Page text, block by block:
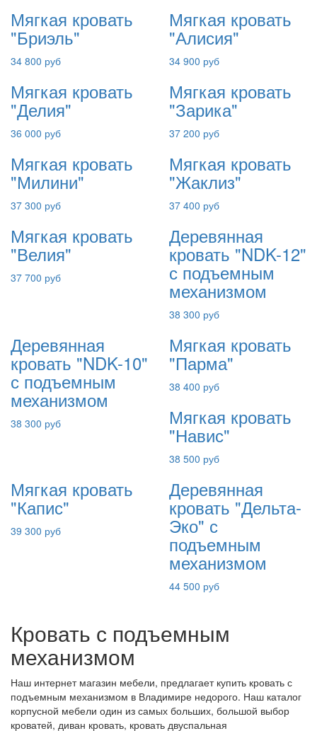
Мягкая кровать
"Бриэль"
34 800 руб
Мягкая кровать
"Алисия"
34 900 руб
Мягкая кровать
"Делия"
36 000 руб
Мягкая кровать
"Зарика"
37 200 руб
Мягкая кровать
"Милини"
37 300 руб
Мягкая кровать
"Жаклиз"
37 400 руб
Мягкая кровать
"Велия"
37 700 руб
Деревянная
кровать "NDK-12"
с подъемным
механизмом
38 300 руб
Деревянная
кровать "NDK-10"
с подъемным
механизмом
38 300 руб
Мягкая кровать
"Парма"
38 400 руб
Мягкая кровать
"Навис"
38 500 руб
Мягкая кровать
"Капис"
39 300 руб
Деревянная
кровать "Дельта-
Эко" с
подъемным
механизмом
44 500 руб
Кровать с подъемным
механизмом
Наш интернет магазин мебели, предлагает купить кровать с
подъемным механизмом в Владимире недорого. Наш каталог
корпусной мебели один из самых больших, большой выбор
кроватей, диван кровать, кровать двуспальная